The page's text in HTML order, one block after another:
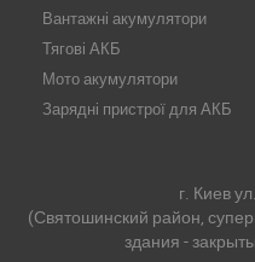
Вантажні акумулятори
Тягові АКБ
Мото акумулятори
Зарядні пристрої для АКБ
г. Киев
(Святошинский район,
здания -